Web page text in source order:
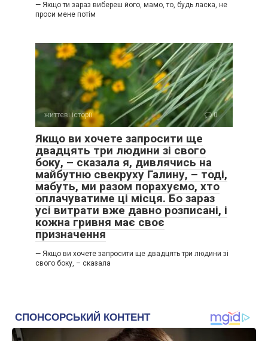
— Якщо ти зараз вибереш його, мамо, то, будь ласка, не
проси мене потім
життєві історії 0
Якщо ви хочете запросити ще
двадцять три людини зі свого
боку, – сказала я, дивлячись на
майбутню свекруху Галину, – тоді,
мабуть, ми разом порахуємо, хто
оплачуватиме ці місця. Бо зараз
усі витрати вже давно розписані, і
кожна гривня має своє
призначення
— Якщо ви хочете запросити ще двадцять три людини зі
свого боку, – сказала